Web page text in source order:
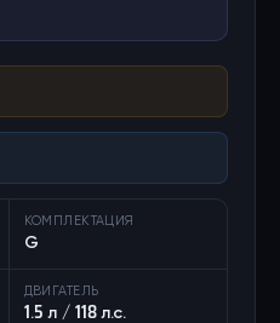
КОМПЛЕКТАЦИЯ
G
ДВИГАТЕЛЬ
1.5 л / 118 л.с.